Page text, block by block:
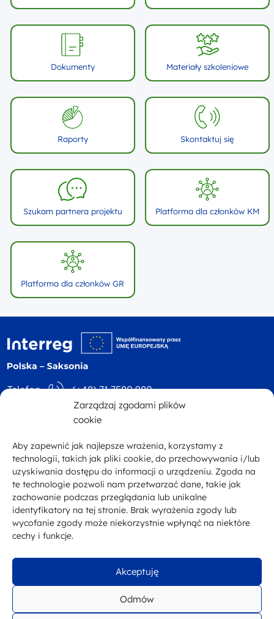
Zarządzaj zgodami plików
cookie
Aby zapewnić jak najlepsze wrażenia, korzystamy z
technologii, takich jak pliki cookie, do przechowywania i/lub
uzyskiwania dostępu do informacji o urządzeniu. Zgoda na
te technologie pozwoli nam przetwarzać dane, takie jak
zachowanie podczas przeglądania lub unikalne
identyfikatory na tej stronie. Brak wyrażenia zgody lub
wycofanie zgody może niekorzystnie wpłynąć na niektóre
cechy i funkcje.
Akceptuję
Odmów
Dokumenty Materiały szkoleniowe
Raporty Skontaktuj się
Szukam partnera projektu Platforma dla członków KM
Platforma dla członków GR
Logo witryny -
Telefon
(+48) 71 7580 980
kontakt@plsn.eu Adres
ul. Św. Mikołaja 81
Facebook
Zobacz inne programy Portal Unii Europejskiej
Deklaracja dostępności Polityka prywatności Mapa strony